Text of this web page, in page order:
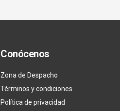
Conócenos
Zona de Despacho
Términos y condiciones
Política de privacidad